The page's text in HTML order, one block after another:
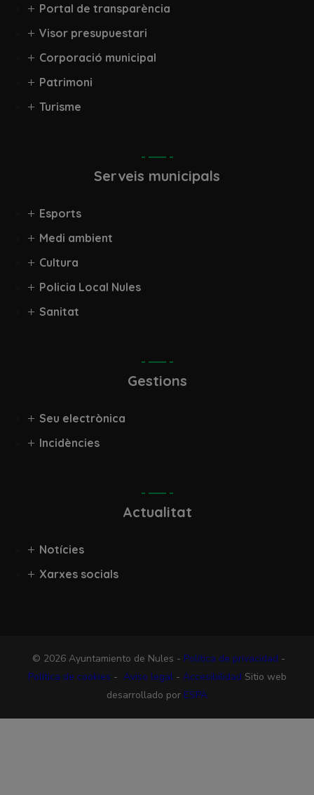
Portal de transparència
Visor presupuestari
Corporació municipal
Patrimoni
Turisme
Serveis municipals
Esports
Medi ambient
Cultura
Policia Local Nules
Sanitat
Gestions
Seu electrònica
Incidències
Actualitat
Notícies
Xarxes socials
© 2026 Ayuntamiento de Nules - Política de privacidad -
Política de cookies - Aviso legal- Accesibilidad Sitio web
desarrollado por ESPA